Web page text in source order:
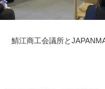
鯖江商工会議所と